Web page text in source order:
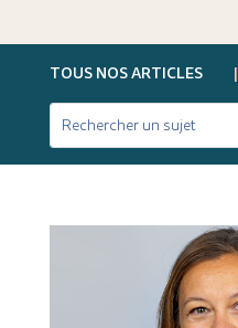
TOUS NOS ARTICLES |